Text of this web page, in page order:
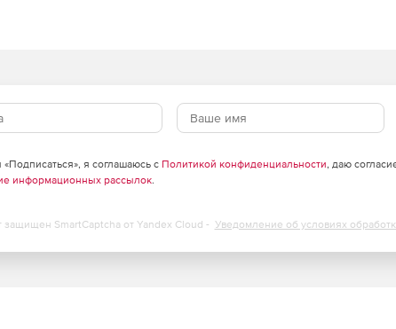
я соглашаюсь с Политикой конфиденциальности, даю
информационных рассылок.
защищен SmartCaptcha от Yandex Cloud - Уведомление об условиях